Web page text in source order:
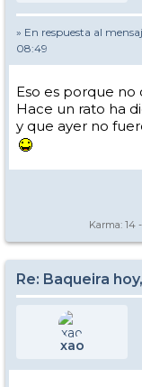
» En respuesta al
08:49
Eso es porque no
Hace un rato ha
y que ayer no
Karma: 14
Re: Baqueira
xao